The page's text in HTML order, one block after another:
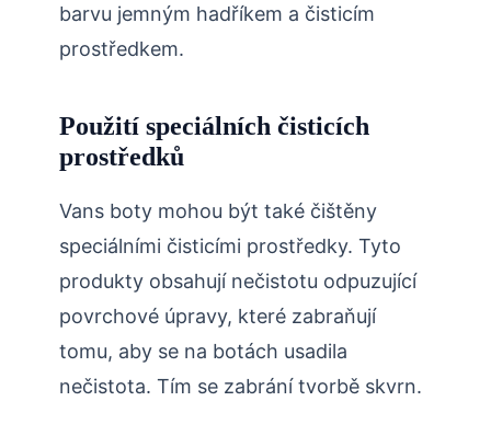
barvu jemným hadříkem a čisticím
prostředkem.
Použití speciálních čisticích
prostředků
Vans boty mohou být také čištěny
speciálními čisticími prostředky. Tyto
produkty obsahují nečistotu odpuzující
povrchové úpravy, které zabraňují
tomu, aby se na botách usadila
nečistota. Tím se zabrání tvorbě skvrn.